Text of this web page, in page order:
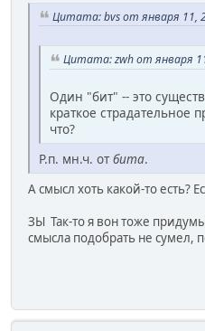
Цитата: bvs от января 11,
Цитата: zwh от января
Один "бит" -- это
краткое страдательное
что?
Р.п. мн.ч. отбита.
А смысл хоть какой-то есть?
ЗЫ Так-то я вон тоже
смысла подобрать не сумел,